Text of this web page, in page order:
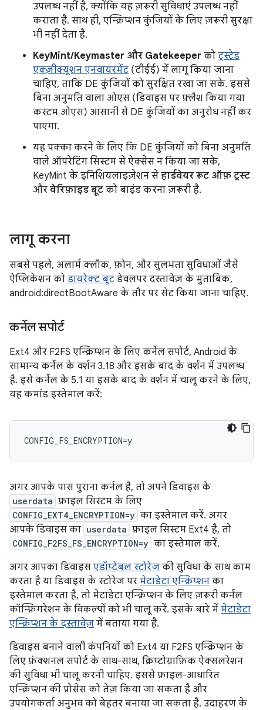
उपलब्ध नहीं है, क्योंकि यह ज़रूरी सुविधाएं उपलब्ध नहीं
कराता है. साथ ही, एन्क्रिप्शन कुंजियों के लिए ज़रूरी सुरक्षा
भी नहीं देता है.
KeyMint/Keymaster और Gatekeeper को ट्रस्टेड
एक्ज़ीक्यूशन एनवायरमेंट (टीईई) में लागू किया जाना
चाहिए, ताकि DE कुंजियों को सुरक्षित रखा जा सके. इससे
बिना अनुमति वाला ओएस (डिवाइस पर फ़्लैश किया गया
कस्टम ओएस) आसानी से DE कुंजियों का अनुरोध नहीं कर
पाएगा.
यह पक्का करने के लिए कि DE कुंजियों को बिना अनुमति
वाले ऑपरेटिंग सिस्टम से ऐक्सेस न किया जा सके,
KeyMint के इनिशियलाइज़ेशन से हार्डवेयर रूट ऑफ़ ट्रस्ट
और वेरिफ़ाइड बूट को बाइंड करना ज़रूरी है.
लागू करना
सबसे पहले, अलार्म क्लॉक, फ़ोन, और सुलभता सुविधाओं जैसे
ऐप्लिकेशन को डायरेक्ट बूट डेवलपर दस्तावेज़ के मुताबिक,
android:directBootAware के तौर पर सेट किया जाना चाहिए.
कर्नेल सपोर्ट
Ext4 और F2FS एन्क्रिप्शन के लिए कर्नेल सपोर्ट, Android के
सामान्य कर्नेल के वर्शन 3.18 और इसके बाद के वर्शन में उपलब्ध
है. इसे कर्नेल के 5.1 या इसके बाद के वर्शन में चालू करने के लिए,
यह कमांड इस्तेमाल करें:
अगर आपके पास पुराना कर्नल है, तो अपने डिवाइस के
userdata फ़ाइल सिस्टम के लिए
CONFIG_EXT4_ENCRYPTION=y का इस्तेमाल करें. अगर
आपके डिवाइस का userdata फ़ाइल सिस्टम Ext4 है, तो
CONFIG_F2FS_FS_ENCRYPTION=y का इस्तेमाल करें.
अगर आपका डिवाइस एडॉप्टेबल स्टोरेज की सुविधा के साथ काम
करता है या डिवाइस के स्टोरेज पर मेटाडेटा एन्क्रिप्शन का
इस्तेमाल करता है, तो मेटाडेटा एन्क्रिप्शन के लिए ज़रूरी कर्नल
कॉन्फ़िगरेशन के विकल्पों को भी चालू करें. इसके बारे में मेटाडेटा
एन्क्रिप्शन के दस्तावेज़ में बताया गया है.
डिवाइस बनाने वाली कंपनियों को Ext4 या F2FS एन्क्रिप्शन के
लिए फ़ंक्शनल सपोर्ट के साथ-साथ, क्रिप्टोग्राफ़िक ऐक्सलरेशन
की सुविधा भी चालू करनी चाहिए. इससे फ़ाइल-आधारित
एन्क्रिप्शन की प्रोसेस को तेज़ किया जा सकता है और
उपयोगकर्ता अनुभव को बेहतर बनाया जा सकता है. उदाहरण के